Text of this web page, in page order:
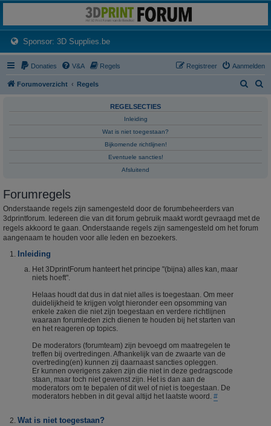
Het 3D print forum van de Benelux na de sluiting van 3dprintforum.nl
Sponsor: 3D Supplies.be(Opens a new tab)
Donaties V&A Regels Aanmelden
Registreer
Forumoverzicht Regels
e
REGELSECTIES
Inleiding
Wat is niet toegestaan?
Bijkomende richtlijnen!
Eventuele sancties!
Afsluitend
Forumregels
Onderstaande regels zijn samengesteld door de forumbeheerders van
3dprintforum. Iedereen die van dit forum gebruik maakt wordt gevraagd met de
regels akkoord te gaan. Onderstaande regels zijn samengesteld om het forum
aangenaam te houden voor alle leden en bezoekers.
Inleiding
Het 3DprintForum hanteert het principe "(bijna) alles kan, maar
niets hoeft".
Helaas houdt dat dus in dat niet alles is toegestaan. Om meer
duidelijkheid te krijgen volgt hieronder een opsomming van
enkele zaken die niet zijn toegestaan en verdere richtlijnen
waaraan forumleden zich dienen te houden bij het starten van
en het reageren op topics.
De moderators (forumteam) zijn bevoegd om maatregelen te
treffen bij overtredingen. Afhankelijk van de zwaarte van de
overtreding(en) kunnen zij daarnaast sancties opleggen.
Er kunnen overigens zaken zijn die niet in deze gedragscode
staan, maar toch niet gewenst zijn. Het is dan aan de
moderators om te bepalen of dit wel of niet is toegestaan. De
moderators hebben in dit geval altijd het laatste woord. #
Wat is niet toegestaan?